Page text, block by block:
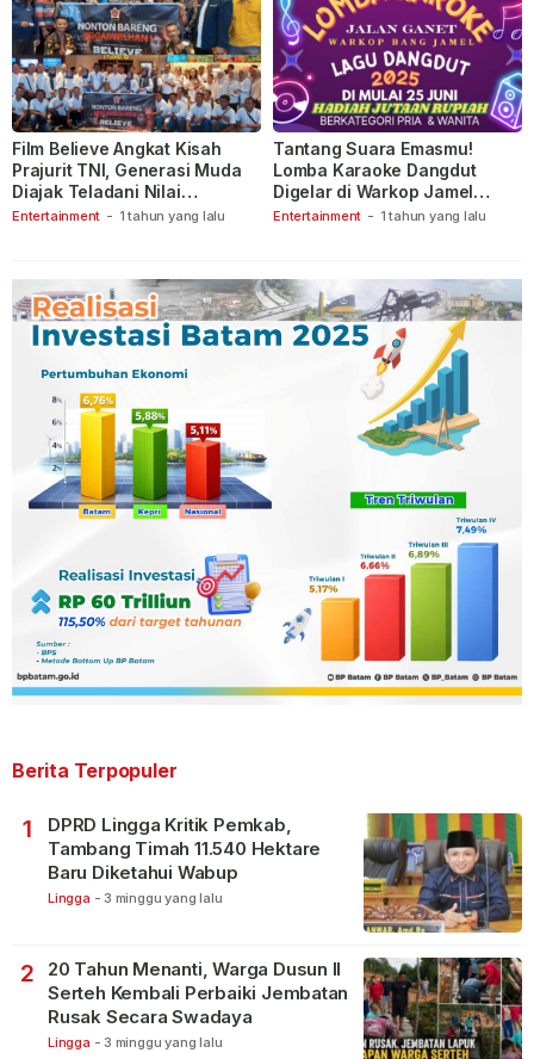
Entertainment - 1 tahun yang lalu
Film Believe Angkat Kisah
Prajurit TNI, Generasi Muda
Diajak Teladani Nilai
Keberanian
Entertainment - 1 tahun yang lalu
Tantang Suara Emasmu!
Lomba Karaoke Dangdut
Digelar di Warkop Jamel
Ganet
Berita Terpopuler
1
DPRD Lingga Kritik Pemkab,
Tambang Timah 11.540 Hektare
Baru Diketahui Wabup
Lingga - 3 minggu yang lalu
2
20 Tahun Menanti, Warga Dusun II
Serteh Kembali Perbaiki Jembatan
Rusak Secara Swadaya
Lingga - 3 minggu yang lalu